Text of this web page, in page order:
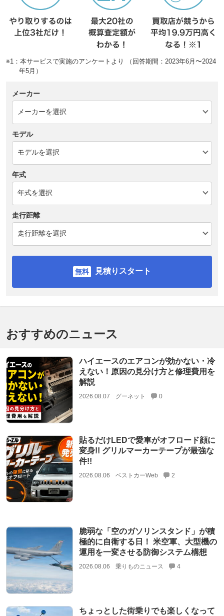
※1：本サービスで実施のアンケートより （回答期間：2023年6月〜2024
年5月）
メーカー
モデル
年式
走行距離
見積りスタート
おすすめのニュース
ハイエースのエアコンが効かない・冷
えない！原因の見分け方と修理費用を
解説
2026.08.07 グーネット 0
貼るだけLEDで愛車がオフロード顔に
変身!! グリルマーカーテープが最強な
件!!
2026.08.06 ベストカーWeb 2
脆弱な「空のガソリンスタンド」が積
極的に自衛する日！ 米空軍、大型機の
運用を一変させる防御システム構想
2026.08.06 乗りものニュース 4
ちょっとした街乗りでも楽しくなって